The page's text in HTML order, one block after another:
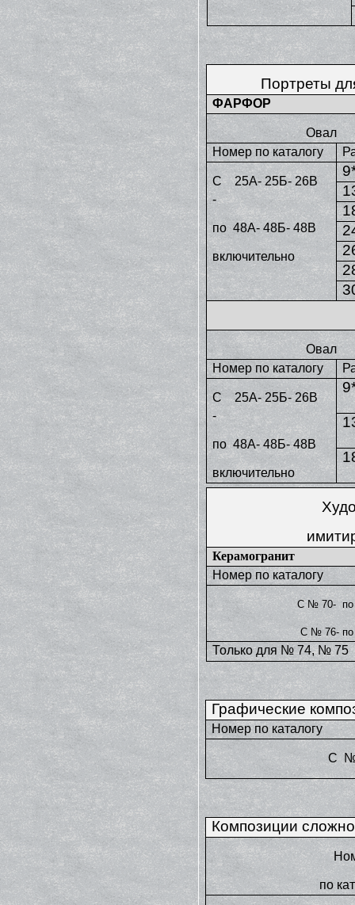
Портреты
ФАРФОР
Овал
Номер по каталогу
С 25А- 25Б- 26В
-
по 48А- 48Б- 48В
включительно
Овал
Номер по каталогу
С 25А- 25Б- 26В
-
по 48А- 48Б- 48В
включительно
Керамогранит
Номер по каталогу
С № 70-
С № 76-
Только для № 74, № 75
Графические
Номер по каталогу
С №
Композиции
по